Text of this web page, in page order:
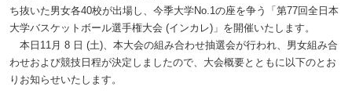
ち抜いた男女各40校が出場し、今季大学No.1の座を争う「第77回全日本
大学バスケットボール選手権大会 (インカレ)」を開催いたします。
本日11月 8 日 (土)、本大会の組み合わせ抽選会が行われ、男女組み合
わせおよび競技日程が決定しましたので、大会概要とともに以下のとお
りお知らせいたします。